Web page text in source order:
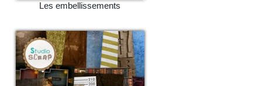
Les embellissements